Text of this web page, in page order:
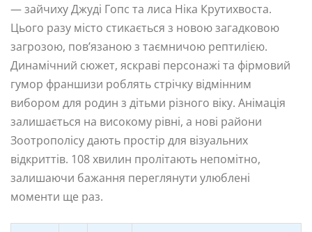
— зайчиху Джуді Гопс та лиса Ніка Крутихвоста.
Цього разу місто стикається з новою загадковою
загрозою, пов’язаною з таємничою рептилією.
Динамічний сюжет, яскраві персонажі та фірмовий
гумор франшизи роблять стрічку відмінним
вибором для родин з дітьми різного віку. Анімація
залишається на високому рівні, а нові райони
Зоотрополісу дають простір для візуальних
відкриттів. 108 хвилин пролітають непомітно,
залишаючи бажання переглянути улюблені
моменти ще раз.